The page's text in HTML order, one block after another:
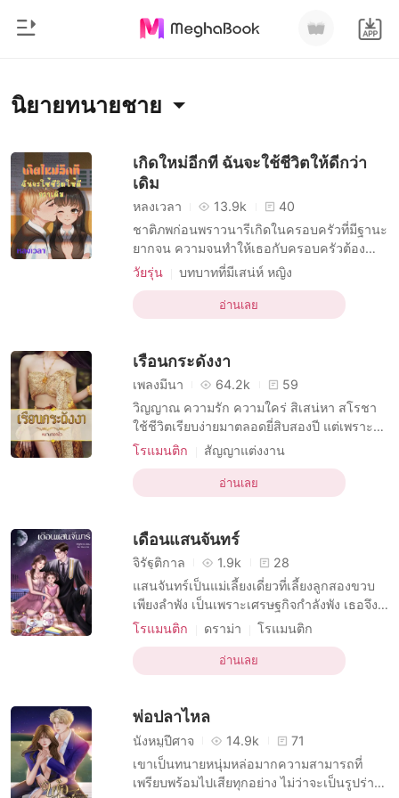
ประวัติการอ่าน
ออกจากระบบ
ดาวน์โหลดแอป
หน้าแรก
สมัยใหม่
ประวัติศาสตร์
โรแมนติก
รายการ
เรื่องสั้นคัดสรร
นิยายทนายชาย
เกิดใหม่อีกที ฉันจะใช้ชีวิตให้ดีกว่า
เดิม
หลงเวลา 13.9k
40
ชาติภพก่อนพราวนารีเกิดในครอบครัวที่มีฐานะ
ยากจน ความจนทำให้เธอกับครอบครัวต้อง
พลัดพราก เธอย้ายถิ่นฐานบ่อยจนเพื่อนที่เคย
จดหมายไม่มีโทรศัพท์ที่มองเห็นหน้ากันเช่น
ปัจจุบันนี้ พราวนารีหญิงสาวสู้ชีวิต พยายามใช้
ก็ไม่อาจ
วัยรุ่น
บทบาทที่มีเสน่ห์ หญิง
บทบาทอัจฉริยะ
วัยรุ่น
โรแมนติก
ทนายชาย
นักเรียนดีเด่น
อ่านเลย
เรือนกระดังงา
เพลงมีนา 64.2k
59
วิญญาณ ความรัก ความใคร่ สิเสน่หา สโรชา
ใช้ชีวิตเรียบง่ายมาตลอดยี่สิบสองปี แต่เพราะ
คำขอร้องกึ่งบังคับให้เธอต้องแต่งงานกับหลาน
ธีรภัทร ทนายหนุ่มอนาคตไกลวัยยี่สิบแปด ทว่า
เมื่อแต่งงานแล้วชีวิตแต่งงานไม่ได้ราบรื่นอย่าง
โรแมนติก
สัญญาแต่งงาน
บทบาทที่ขี้กลัว หญิง
นิยายอีโรติก
ความต้องการทางเพศ
ทนายชาย
ดราม่า
หลายอัตลักษณ์
อ่านเลย
เดือนแสนจันทร์
จิรัฐติกาล 1.9k
28
แสนจันทร์เป็นแม่เลี้ยงเดี่ยวที่เลี้ยงลูกสองขวบ
เพียงลำพัง เป็นเพราะเศรษฐกิจกำลังพัง เธอจึง
ถูกไล่ออกจากงาน จึงคิดหมายหาอาชีพใหม่ที่
อาชีพนักเขียน เป็นอาชีพที่ดี เธอจึงตั้งใจเขียน
นิยายเรื่องแรกด้วยความตั้งใจ หนทางหาเลี้ยง
โรแมนติก ดราม่า
โรแมนติก
นักเขียน หญิง
ทนายชาย การเลี้ยงลูก
อ่านเลย
พ่อปลาไหล
นังหมูปีศาจ 14.9k
71
เขาเป็นทนายหนุ่มหล่อมากความสามารถที่
เพรียบพร้อมไปเสียทุกอย่าง ไม่ว่าจะเป็นรูปร่าง